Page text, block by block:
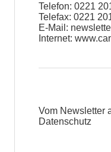
Telefon: 0221
Telefax: 0221
E-Mail:
Internet:
Vom Newsletter
Datenschutz